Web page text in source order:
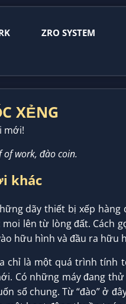
ZRO SYSTEM
XẺNG
mới!
work, đào coin.
khác
dãy thiết bị xếp
lên từ lòng đất. Cách
hữu hình và đầu ra hữu
chỉ là một quá trình tính
Có những máy đang
sổ chung. Từ “đào” ở